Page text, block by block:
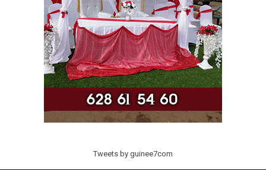
Tweets by guinee7com